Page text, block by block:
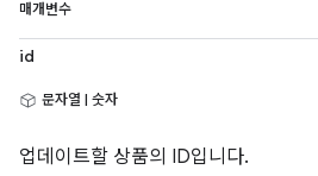
매개변수
id
문자열 | 숫자
업데이트할 상품의 ID입니다.